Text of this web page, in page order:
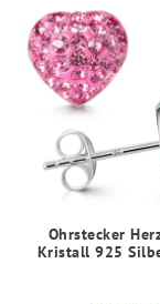
Ohrstecker
Kristall 925